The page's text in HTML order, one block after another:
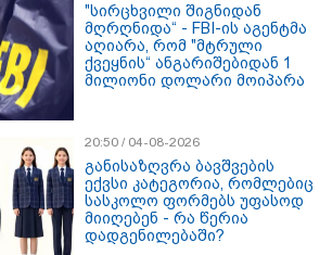
რომელმაც
ჩამოტვირთულ არასრულწლოვანთა
მიანიჭა პორნოგრაფიული
- შსს
"სირცხვილი შიგნიდან
მღრღნიდა“ - FBI-ის აგენტმა
აღიარა, რომ "მტრული
ქვეყნის“ ანგარიშებიდან 1
მილიონი დოლარი მოიპარა
20:50 / 04-08-2026
განისაზღვრა ბავშვების
ექვსი კატეგორია, რომლებიც
სასკოლო ფორმებს უფასოდ
მიიღებენ - რა წერია
დადგენილებაში?